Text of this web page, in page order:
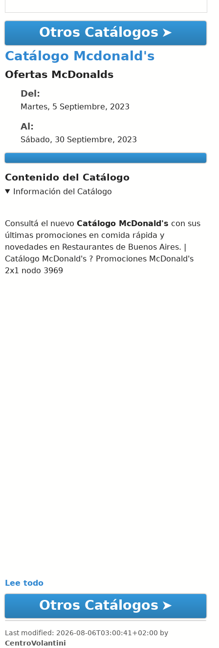
Otros Catálogos
Catálogo Mcdonald's
Ofertas McDonalds
Del:
Martes, 5 Septiembre, 2023
Al:
Sábado, 30 Septiembre, 2023
Contenido del Catálogo
Información del Catálogo
Consultá el nuevo Catálogo McDonald's con sus
últimas promociones en comida rápida y
novedades en Restaurantes de Buenos Aires. |
Catálogo McDonald's ? Promociones McDonald's
2x1 nodo 3969
Lee todo
Otros Catálogos
Last modified: 2026-08-06T03:00:41+02:00 by
CentroVolantini